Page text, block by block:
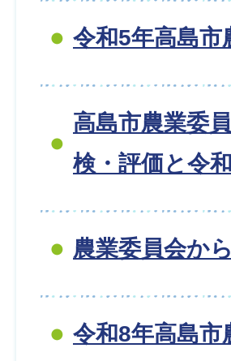
令和5年高島市
高島市農業委
検・評価と令
農業委員会か
令和8年高島市